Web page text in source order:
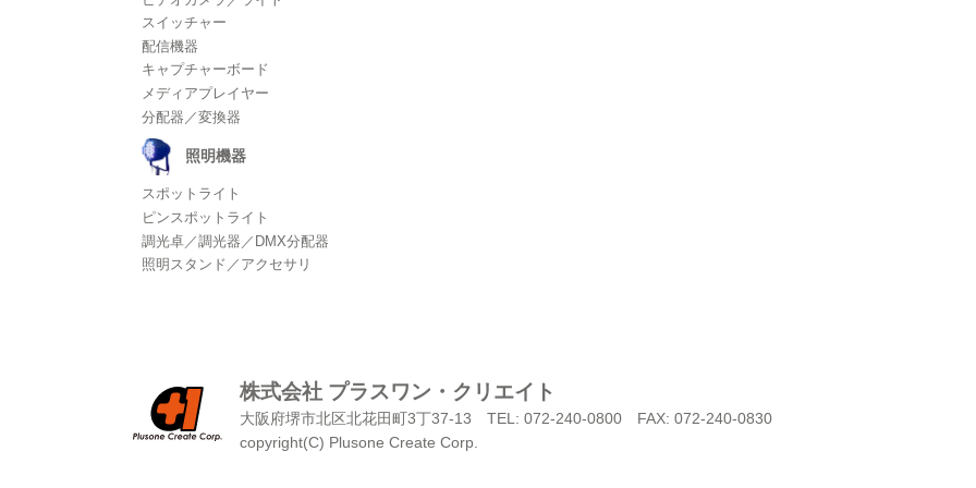
スイッチャー
配信機器
キャプチャーボード
メディアプレイヤー
分配器／変換器
照明機器
スポットライト
ピンスポットライト
調光卓／調光器／DMX分配器
照明スタンド／アクセサリ
株式会社 プラスワン・クリエイト
大阪府堺市北区北花田町3丁37-13 TEL: 072-240-0800 FAX: 072-240-0830
copyright(C) Plusone Create Corp.